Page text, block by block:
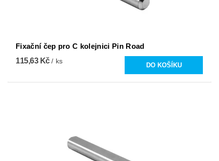
Fixační čep pro C kolejnici Pin Road
115,63 Kč/ ks